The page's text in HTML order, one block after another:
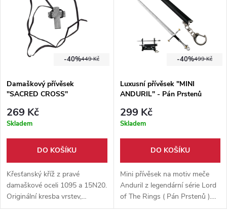
449 Kč
-40%
Damaškový přívěsek
"SACRED CROSS"
269 Kč
Skladem
DO KOŠÍKU
Křesťanský kříž z pravé
damaškové oceli 1095 a 15N20.
Originální kresba vrstev,
robustní provedení a kožená
499 Kč
-40%
Luxusní přívěsek "MINI
ANDURIL" - Pán Prstenů
299 Kč
Skladem
DO KOŠÍKU
Mini přívěsek na motiv meče
Anduril z legendární série Lord
of The Rings ( Pán Prstenů ).
Vyrobeno z hliníkové slitiny,